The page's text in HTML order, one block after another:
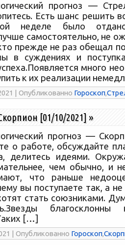
прогноз —
Есть шанс решить
неделе было
самостоятельно, не
прежде не раз обещал
в суждениях и
много
к их реализации
| Опубликованно Гороскоп,
[01/10/2021] »
прогноз —
о работе, обсуждайте
делитесь идеями.
чем обычно, и
что раньше
вы поступаете так, а
стать союзниками.
[…]
| Опубликованно Гороскоп,